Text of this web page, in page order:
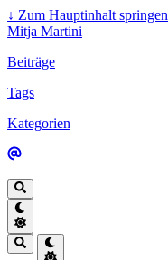
↓ Zum Hauptinhalt springen
Mitja Martini
Beiträge
Tags
Kategorien